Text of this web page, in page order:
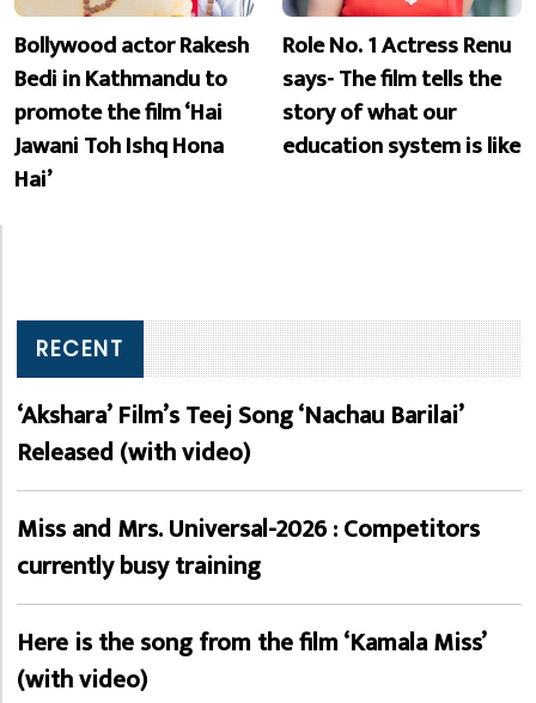
Bollywood actor Rakesh
Bedi in Kathmandu to
promote the film ‘Hai
Jawani Toh Ishq Hona
Hai’
Role No. 1 Actress Renu
says- The film tells the
story of what our
education system is like
RECENT
‘Akshara’ Film’s Teej Song ‘Nachau Barilai’
Released (with video)
Miss and Mrs. Universal-2026 : Competitors
currently busy training
Here is the song from the film ‘Kamala Miss’
(with video)